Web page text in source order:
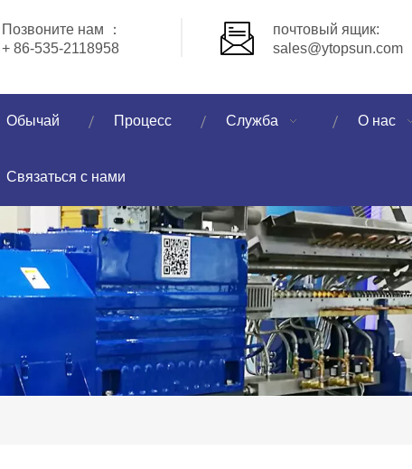
Позвоните нам ：
+ 86-535-2118958
почтовый ящик:
sales@ytopsun.com
Обычай Процесс Служба О нас
Связаться с нами